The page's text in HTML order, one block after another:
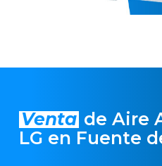
Venta de Aire
LG en Fuente